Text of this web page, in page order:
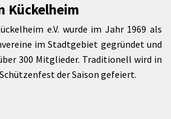
Kückelheim
e.V. wurde im Jahr 1969 als
im Stadtgebiet gegründet und
300 Mitglieder. Traditionell wird in
der Saison gefeiert.